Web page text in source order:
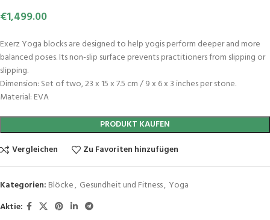
€1,499.00
Exerz Yoga blocks are designed to help yogis perform deeper and more
balanced poses. Its non-slip surface prevents practitioners from slipping or
slipping.
Dimension: Set of two, 23 x 15 x 7.5 cm / 9 x 6 x 3 inches per stone.
Material: EVA
PRODUKT KAUFEN
Vergleichen
Zu Favoriten hinzufügen
Kategorien: Blöcke, Gesundheit und Fitness, Yoga
Aktie: